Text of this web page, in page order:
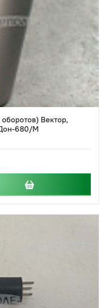
Вектор,
680/М